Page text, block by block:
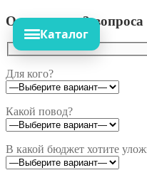
Ответьте на 3
Для кого?
Какой повод?
В какой бюджет хотите
Каталог